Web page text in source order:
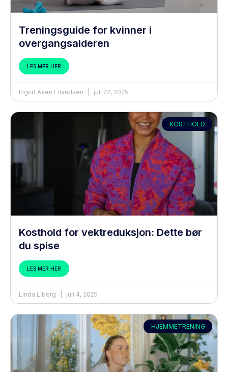
Treningsguide for kvinner i
overgangsalderen
LES MER HER
Ingrid Aaen Erlandsen juli 22, 2025
KOSTHOLD
Kosthold for vektreduksjon: Dette bør
du spise
LES MER HER
Linda Liberg juli 4, 2025
HJEMMETRENING